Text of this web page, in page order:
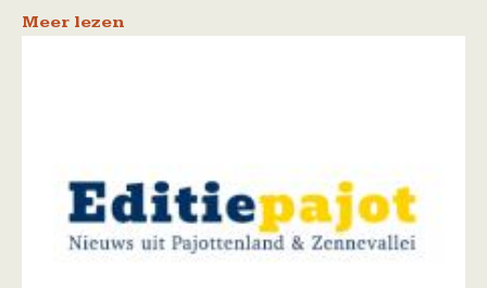
Meer lezen